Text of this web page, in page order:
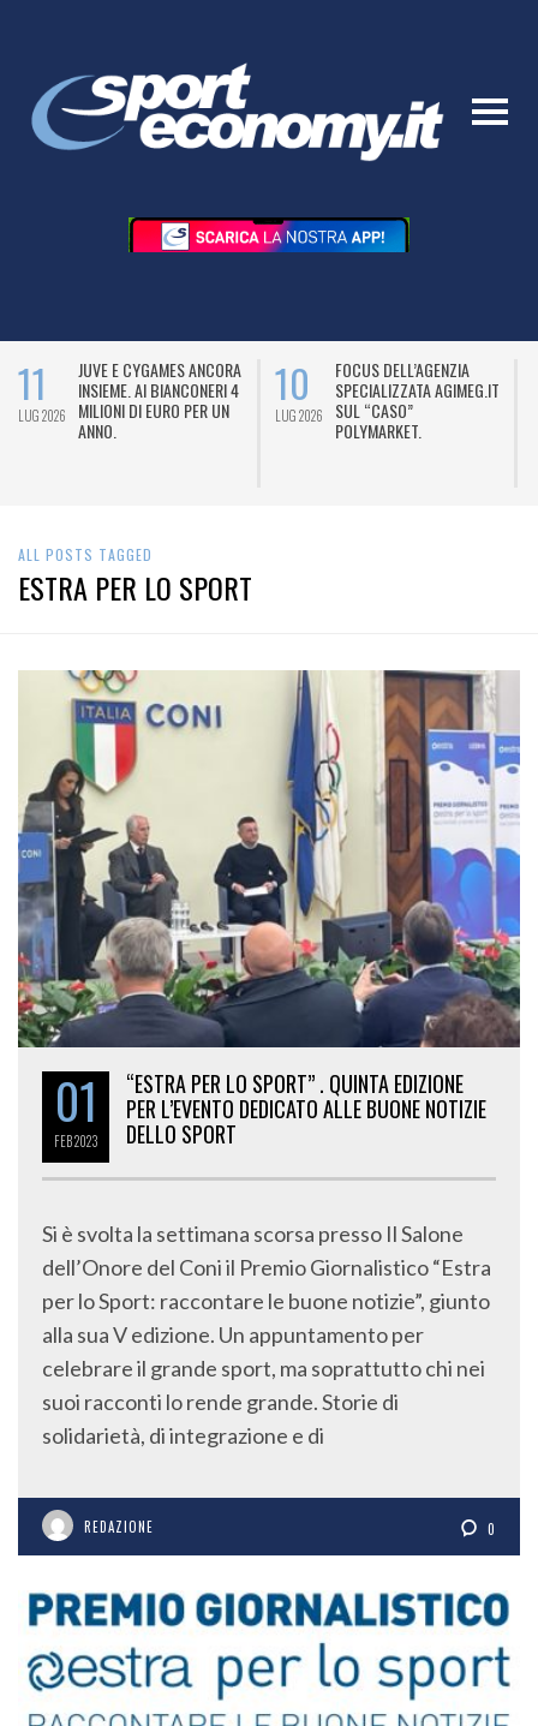
11
LUG 2026
JUVE E CYGAMES ANCORA
INSIEME. AI BIANCONERI 4
MILIONI DI EURO PER UN
ANNO.
10
LUG 2026
FOCUS DELL’AGENZIA
SPECIALIZZATA AGIMEG.IT
SUL “CASO”
POLYMARKET.
ALL POSTS TAGGED
ESTRA PER LO SPORT
01
FEB2023
“ESTRA PER LO SPORT” . QUINTA EDIZIONE
PER L’EVENTO DEDICATO ALLE BUONE NOTIZIE
DELLO SPORT
Si è svolta la settimana scorsa presso Il Salone
dell’Onore del Coni il Premio Giornalistico “Estra
per lo Sport: raccontare le buone notizie”, giunto
alla sua V edizione. Un appuntamento per
celebrare il grande sport, ma soprattutto chi nei
suoi racconti lo rende grande. Storie di
solidarietà, di integrazione e di
REDAZIONE 0